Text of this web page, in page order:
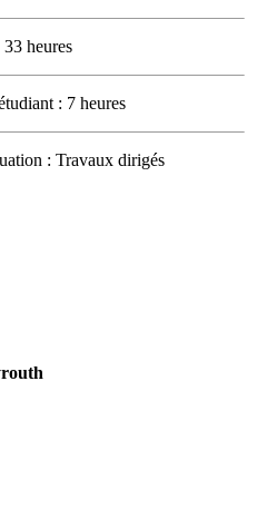
heures
: 7 heures
: Travaux dirigés